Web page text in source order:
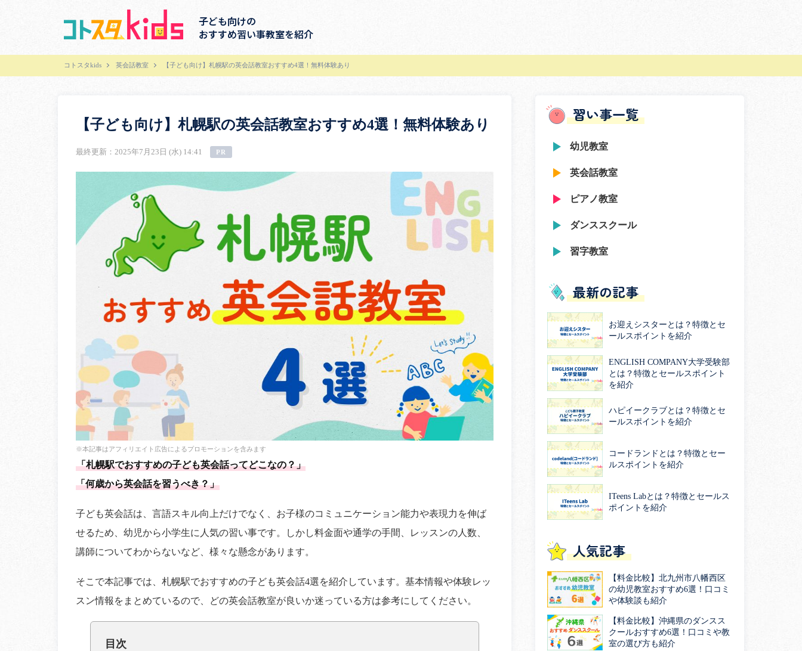
子ども向けの
おすすめ習い事教室を紹介
コトスタkids 英会話教室 【子ども向け】札幌駅の英会話教室おすすめ4選！無料体験あり
【子ども向け】札幌駅の英会話教室おすすめ4選！無料体験あり
最終更新：2025年7月23日 (水) 14:41 PR
※本記事はアフィリエイト広告によるプロモーションを含みます
「札幌駅でおすすめの子ども英会話ってどこなの？」
「何歳から英会話を習うべき？」
子ども英会話は、言語スキル向上だけでなく、お子様のコミュニケーション能力や表現力を伸ば
せるため、幼児から小学生に人気の習い事です。しかし料金面や通学の手間、レッスンの人数、
講師についてわからないなど、様々な懸念があります。
そこで本記事では、札幌駅でおすすめの子ども英会話4選を紹介しています。基本情報や体験レッ
スン情報をまとめているので、どの英会話教室が良いか迷っている方は参考にしてください。
目次
習い事一覧
幼児教室
英会話教室
ピアノ教室
ダンススクール
習字教室
最新の記事
お迎えシスターとは？特徴とセ
ールスポイントを紹介
ENGLISH COMPANY大学受験部
とは？特徴とセールスポイント
を紹介
ハピイークラブとは？特徴とセ
ールスポイントを紹介
コードランドとは？特徴とセー
ルスポイントを紹介
ITeens Labとは？特徴とセールス
ポイントを紹介
人気記事
【料金比較】北九州市八幡西区
の幼児教室おすすめ6選！口コミ
や体験談も紹介
【料金比較】沖縄県のダンスス
クールおすすめ6選！口コミや教
室の選び方も紹介